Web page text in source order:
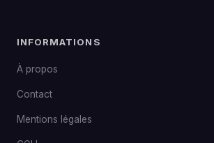
INFORMATIONS
À propos
Contact
Mentions légales